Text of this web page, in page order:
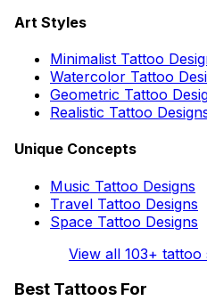
Art Styles
Minimalist Tattoo
Watercolor Tattoo
Geometric Tattoo
Realistic Tattoo
Unique Concepts
Music Tattoo Designs
Travel Tattoo Designs
Space Tattoo Designs
View all 103+ tattoo
Best Tattoos For